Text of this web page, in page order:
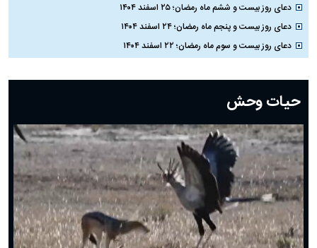
دعای روز بیست و ششم ماه رمضان؛ ۲۵ اسفند ۱۴۰۴
دعای روز بیست و پنجم ماه رمضان؛ ۲۴ اسفند ۱۴۰۴
دعای روز بیست و سوم ماه رمضان؛ ۲۲ اسفند ۱۴۰۴
دعای روز بیستم ماه رمضان؛ ۱۹ اسفند ۱۴۰۴
دعای روز هشتم ماه مبارک رمضان؛ ۷ اسفند ماه ۱۴۰۴
دعای روز هفتم ماه رمضان؛ ۶ اسفند ۱۴۰۴
دعای روز ششم ماه رمضان؛ ۵ اسفند ۱۴۰۴
دعای روز پنجم ماه رمضان؛ ۴ اسفند ۱۴۰۴
دعای روز چهارم ماه مبارک رمضان؛ ۳ اسفند ۱۴۰۴
دعای روز سوم ماه مبارک رمضان؛ ۱۴ اسفند ۱۴۰۴
دعای روز دوم ماه مبارک رمضان ۱ اسفند ماه ۱۴۰۴
دعای روز اول ماه مبارک رمضان، ۳۰ بهمن ۱۴۰۴
حیات وحش